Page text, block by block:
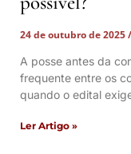
24 de outubro de 2025
A posse antes da
frequente entre os
quando o edital
Ler Artigo »